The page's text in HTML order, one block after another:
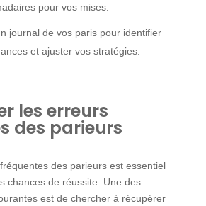
pour vos mises.
journal de vos paris pour identifier
et ajuster vos stratégies.
les erreurs
des parieurs
des parieurs est essentiel
chances de réussite. Une des
est de chercher à récupérer